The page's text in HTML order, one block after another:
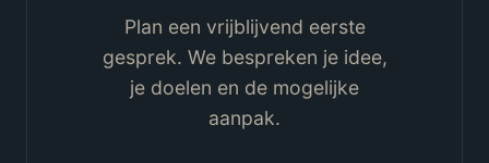
Plan een vrijblijvend eerste
gesprek. We bespreken je idee,
je doelen en de mogelijke
aanpak.